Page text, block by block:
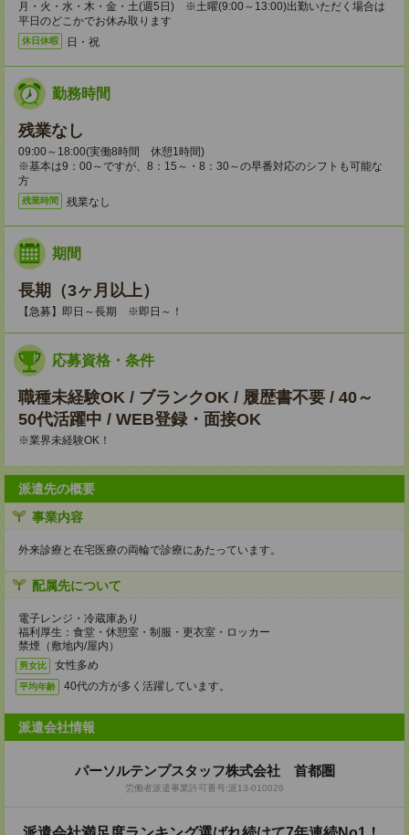
月・火・水・木・金・土(週5日) ※土曜(9:00～13:00)出勤いただく場合は
平日のどこかでお休み取ります
休日休暇 日・祝
勤務時間
残業なし
09:00～18:00(実働8時間 休憩1時間)
※基本は9：00～ですが、8：15～・8：30～の早番対応のシフトも可能な
方
残業時間 残業なし
期間
長期（3ヶ月以上）
【急募】即日～長期 ※即日～！
応募資格・条件
職種未経験OK / ブランクOK / 履歴書不要 / 40～
50代活躍中 / WEB登録・面接OK
※業界未経験OK！
派遣先の概要
事業内容
外来診療と在宅医療の両輪で診療にあたっています。
配属先について
電子レンジ・冷蔵庫あり
福利厚生：食堂・休憩室・制服・更衣室・ロッカー
禁煙（敷地内/屋内）
男女比 女性多め
平均年齢 40代の方が多く活躍しています。
派遣会社情報
パーソルテンプスタッフ株式会社 首都圏
労働者派遣事業許可番号:派13-010026